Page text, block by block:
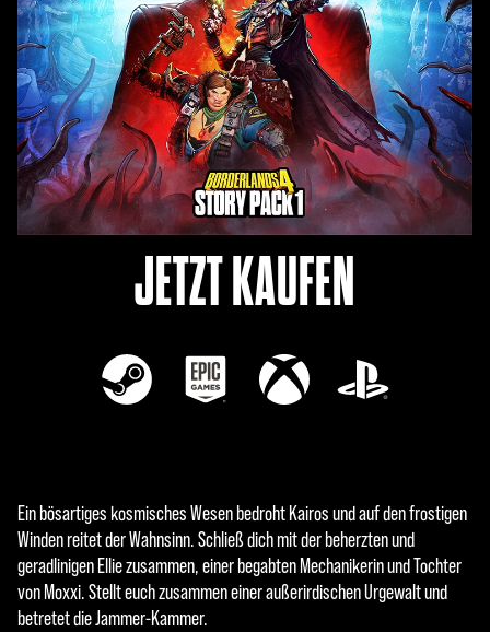
JETZT KAUFEN
Ein bösartiges kosmisches Wesen bedroht Kairos und auf den frostigen
Winden reitet der Wahnsinn. Schließ dich mit der beherzten und
geradlinigen Ellie zusammen, einer begabten Mechanikerin und Tochter
von Moxxi. Stellt euch zusammen einer außerirdischen Urgewalt und
betretet die Jammer-Kammer.